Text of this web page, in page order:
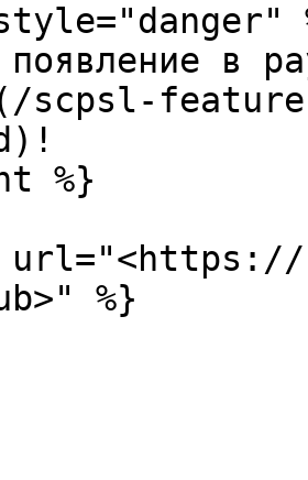
в
scpsl-
%}